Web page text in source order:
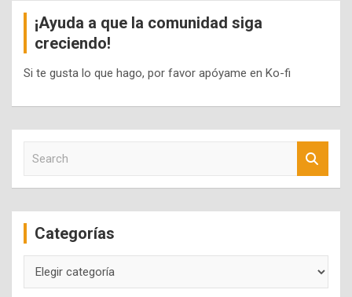
¡Ayuda a que la comunidad siga
creciendo!
Si te gusta lo que hago, por favor apóyame en Ko-fi
c
Categorías